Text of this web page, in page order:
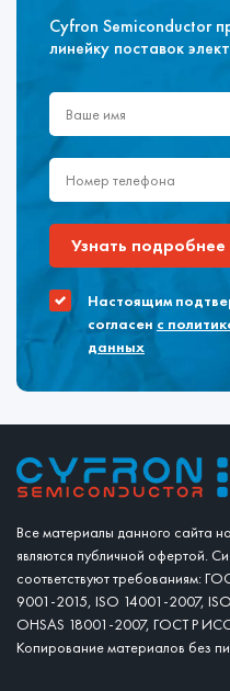
Cyfron Semiconductor
линейку поставок
Узнать подробнее
Настоящим
согласен с
данных
Все материалы данного сайта
являются публичной офертой.
соответствуют требованиям:
9001-2015, ISO 14001-2007,
OHSAS 18001-2007, ГОСТ Р
Копирование материалов без